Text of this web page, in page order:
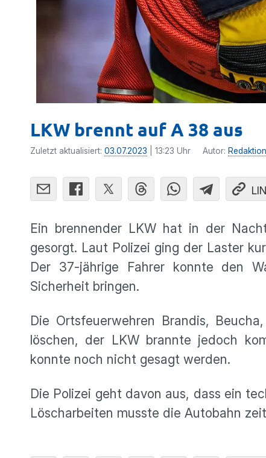
LKW brennt auf A 38 aus
Zuletzt aktualisiert: 03.07.2023 | 13:23 Uhr Autor: Redaktion
Ein brennender LKW hat in der
gesorgt. Laut Polizei ging der Laster
Der 37-jährige Fahrer konnte den
Sicherheit bringen.
Die Ortsfeuerwehren Brandis,
löschen, der LKW brannte jedoch
konnte noch nicht gesagt werden.
Die Polizei geht davon aus, dass ein
Löscharbeiten musste die Autobahn